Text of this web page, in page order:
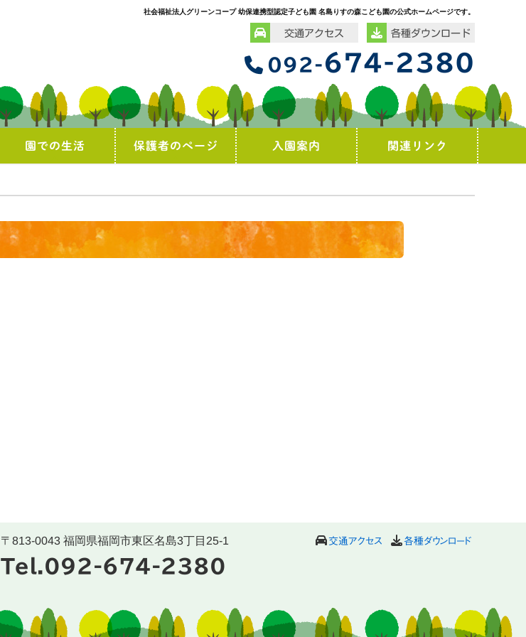
社会福祉法人グリーンコープ 幼保連携型認定子ども園 名島りすの森こども園の公式ホームページです。
交通アクセス 各種ダウンロード
092-674-2380
園での生活 保護者のページ 入園案内 関連リンク
〒813-0043 福岡県福岡市東区名島3丁目25-1
Tel.092-674-2380
交通アクセス 各種ダウンロード